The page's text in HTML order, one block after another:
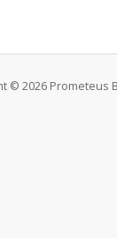
© 2026 Prometeus